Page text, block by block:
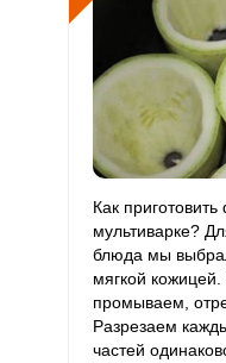
Витамин
В9
305.8 мкг
Витамин
В12
16.5 мкг
Витамин
С
284.1 мкг
Витамин
D
0.6 мкг
Витамин
Как
мультиварке?
блюда мы
мягкой
промываем,
Разрезаем
частей